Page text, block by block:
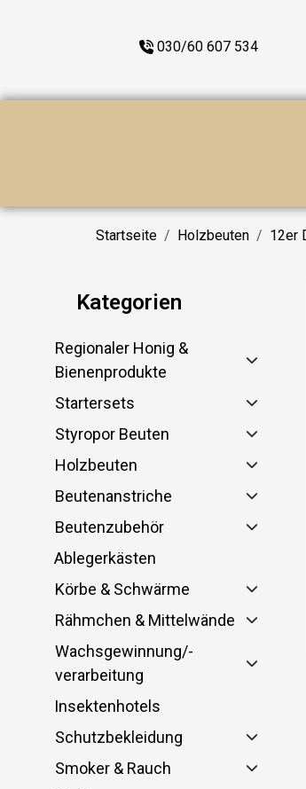
030/60 607 534
Startseite Holzbeuten 12er
Kategorien
Regionaler Honig &
Bienenprodukte
Startersets
Styropor Beuten
Holzbeuten
Beutenanstriche
Beutenzubehör
Ablegerkästen
Körbe & Schwärme
Rähmchen & Mittelwände
Wachsgewinnung/-
verarbeitung
Insektenhotels
Schutzbekleidung
Smoker & Rauch